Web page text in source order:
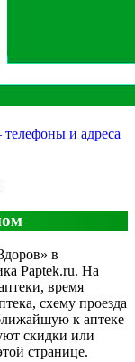
и адреса
в
Paptek.ru. На
время
схему проезда
к аптеке
скидки или
странице.